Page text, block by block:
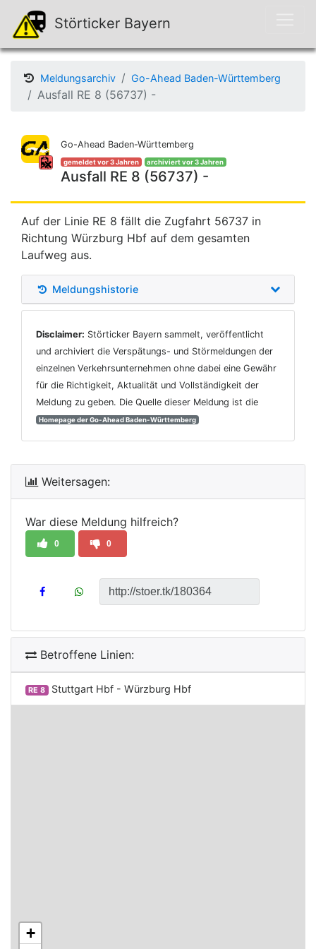
Störticker Bayern
Meldungsarchiv Go-Ahead Baden-Württemberg
Ausfall RE 8 (56737) -
Go-Ahead Baden-Württemberg
gemeldet vor 3 Jahren archiviert vor 3 Jahren
Ausfall RE 8 (56737) -
Auf der Linie RE 8 fällt die Zugfahrt 56737 in
Richtung Würzburg Hbf auf dem gesamten
Laufweg aus.
Meldungshistorie
Disclaimer: Störticker Bayern sammelt, veröffentlicht
und archiviert die Verspätungs- und Störmeldungen der
einzelnen Verkehrsunternehmen ohne dabei eine Gewähr
für die Richtigkeit, Aktualität und Vollständigkeit der
Meldung zu geben. Die Quelle dieser Meldung ist die
Homepage der Go-Ahead Baden-Württemberg
Weitersagen:
War diese Meldung hilfreich?
0 0
Betroffene Linien:
RE 8 Stuttgart Hbf - Würzburg Hbf
+